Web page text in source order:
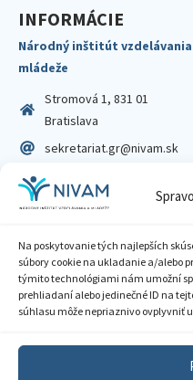
Na poskytovanie tých najlepších
súbory cookie na ukladanie a/alebo
týmito technológiami nám umožní
prehliadaní alebo jedinečné ID na
súhlasu môže nepriaznivo ovplyvniť
INFORMÁCIE
Národný inštitút vzdelávania
mládeže
Stromová 1, 831 01
Bratislava
sekretariat.gr@nivam.sk
IČO: 00164348
DIČ: 2020798714
Zásady